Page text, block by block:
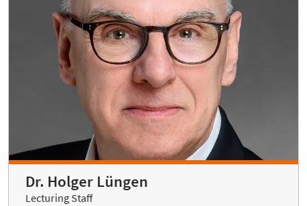
Dr. Holger Lüngen
Lecturing Staff